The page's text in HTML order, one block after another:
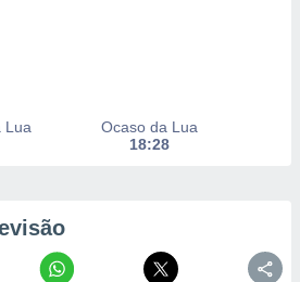
Lua
Ocaso da Lua
18:28